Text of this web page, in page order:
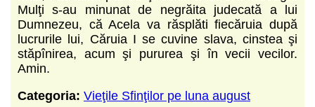
Mulţi s-au minunat de negrăita judecată a lui
Dumnezeu, că Acela va răsplăti fiecăruia după
lucrurile lui, Căruia I se cuvine slava, cinstea şi
stăpînirea, acum şi pururea şi în vecii vecilor.
Amin.
Categoria: Vieţile Sfinţilor pe luna august